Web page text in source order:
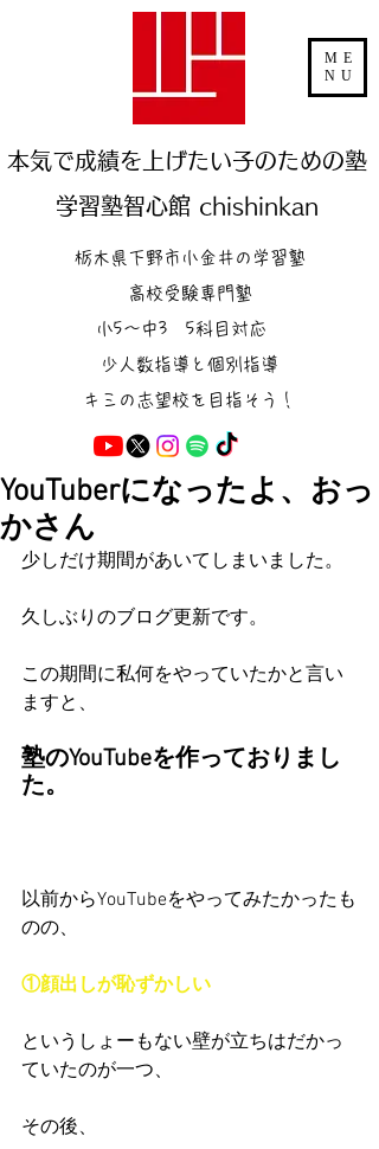
本気で成績を上げたい子のための塾
学習塾智心館 chishinkan
ME
NU
栃木県下野市小金井の学習塾
高校受験専門塾
小5～中3 5科目対応
少人数指導と個別指導
キミの志望校を目指そう！
YouTuberになったよ、おっ
かさん
少しだけ期間があいてしまいました。
久しぶりのブログ更新です。
この期間に私何をやっていたかと言い
ますと、
塾のYouTubeを作っておりまし
た。
以前からYouTubeをやってみたかったも
のの、
①顔出しが恥ずかしい
というしょーもない壁が立ちはだかっ
ていたのが一つ、
その後、